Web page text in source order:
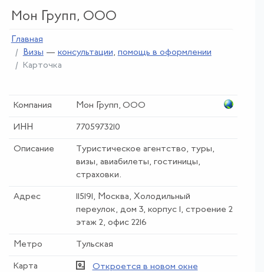
Мон Групп, ООО
Главная
Визы — консультации, помощь в оформлении
Карточка
Компания Мон Групп, ООО
ИНН 7705973210
Описание
Туристическое агентство, туры,
визы, авиабилеты, гостиницы,
страховки.
Адрес
115191, Москва, Холодильный
переулок, дом 3, корпус 1, строение 2
этаж 2, офис 2216
Метро Тульская
Карта Откроется в новом окне